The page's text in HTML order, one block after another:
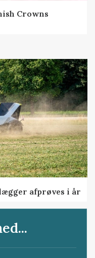
Crowns
afprøves i år